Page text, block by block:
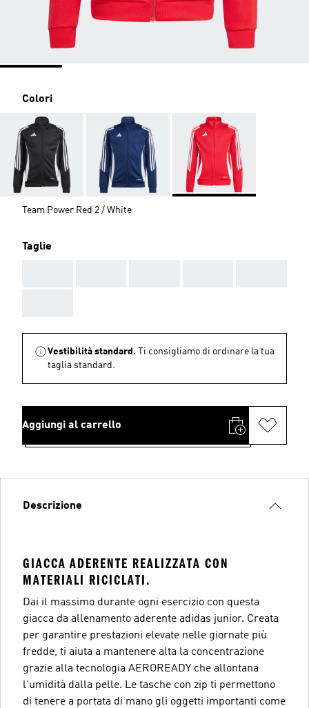
Colori
Team Power Red 2 / White
Taglie
Vestibilità standard.
Ti consigliamo di ordinare la tua
taglia standard.
Aggiungi al carrello
Descrizione
GIACCA ADERENTE REALIZZATA CON
MATERIALI RICICLATI.
Dai il massimo durante ogni esercizio con questa
giacca da allenamento aderente adidas junior. Creata
per garantire prestazioni elevate nelle giornate più
fredde, ti aiuta a mantenere alta la concentrazione
grazie alla tecnologia AEROREADY che allontana
l'umidità dalla pelle. Le tasche con zip ti permettono
di tenere a portata di mano gli oggetti importanti come